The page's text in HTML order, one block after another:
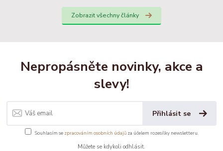
Zobrazit všechny články
Nepropásněte novinky, akce a
slevy!
Přihlásit se
Souhlasím se zpracováním osobních údajůza účelem rozesílky newsletteru.
Můžete se kdykoli odhlásit.